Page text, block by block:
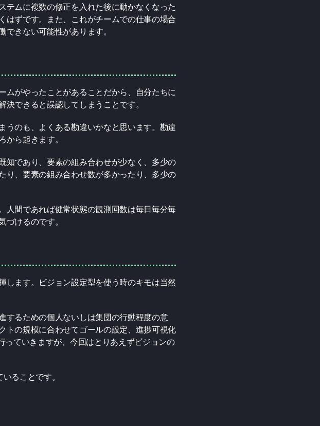
テムに複数の修正を入れた後に動かなくなった
はずです。また、これがチームでの仕事の場合
きない可能性があります。
ムがやったことがあることだから、自分たちに
できると誤認してしまうことです。
うのも、よくある勘違いかなと思います。勘違
ら起きます。
知であり、要素の組み合わせが少なく、多少の
り、要素の組み合わせ数が多かったり、多少の
人間であれば健常状態の観測回数は毎日毎分毎
けるのです。
します。ビジョン設定型を使う時のキモは当然
するための個人ないしは集団の行動程度の意
トの規模に合わせてゴールの設定、進捗可視化
ていきますが、今回はとりあえずビジョンの
ることです。